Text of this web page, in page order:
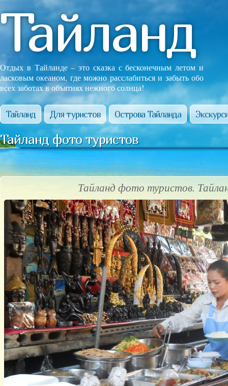
Тайланд
Отдых в Тайланде – это сказка с бесконечным летом и
ласковым океаном, где можно расслабиться и забыть обо
всех заботах в объятиях нежного солнца!
Тайланд Для туристов Острова Тайланда
Тайланд фото туристов
Тайланд фото туристов.